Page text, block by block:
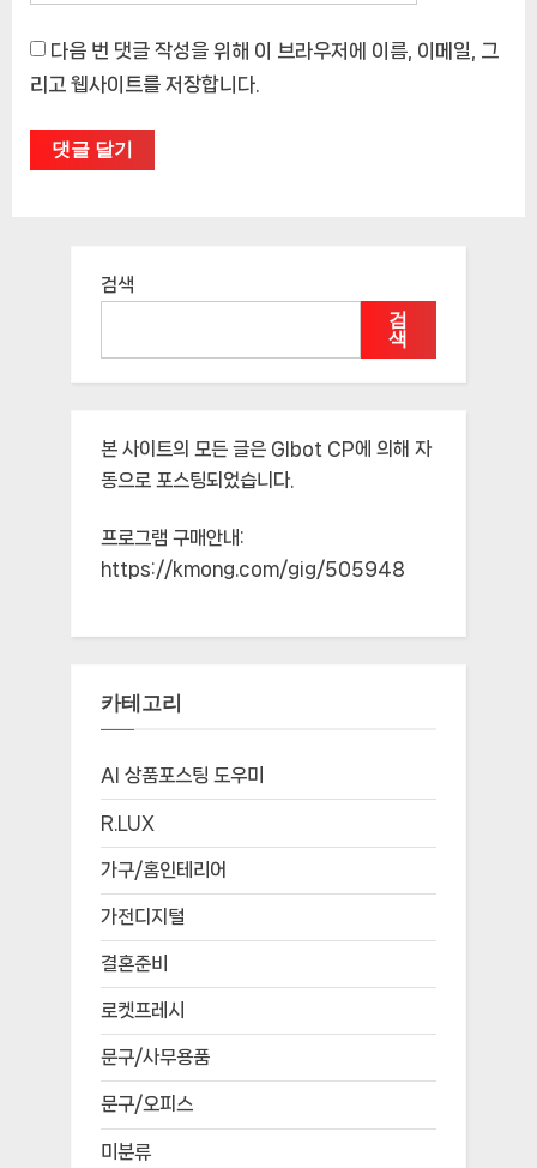
다음 번 댓글 작성을 위해 이 브라우저에 이름, 이메일, 그
리고 웹사이트를 저장합니다.
검색
검
색
본 사이트의 모든 글은 Glbot CP에 의해 자
동으로 포스팅되었습니다.
프로그램 구매안내:
https://kmong.com/gig/505948
카테고리
AI 상품포스팅 도우미
R.LUX
가구/홈인테리어
가전디지털
결혼준비
로켓프레시
문구/사무용품
문구/오피스
미분류